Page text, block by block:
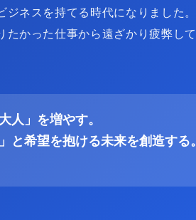
ネスを持てる時代になりました。
かった仕事から遠ざかり疲弊して
」を増やす。
希望を抱ける未来を創造する。